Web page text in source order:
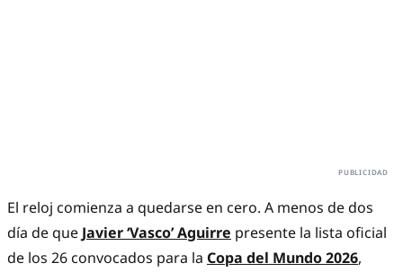
El reloj comienza a quedarse en cero. A menos de dos
día de que Javier ‘Vasco’ Aguirre presente la lista oficial
de los 26 convocados para la Copa del Mundo 2026,